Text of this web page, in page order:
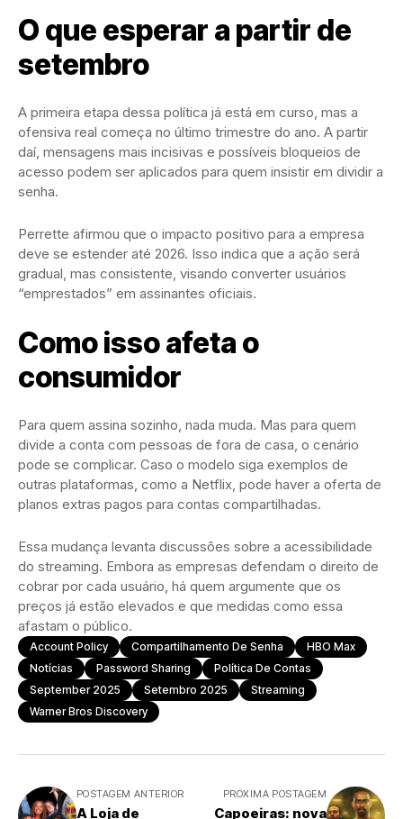
O que esperar a partir de
setembro
A primeira etapa dessa política já está em curso, mas a
ofensiva real começa no último trimestre do ano. A partir
daí, mensagens mais incisivas e possíveis bloqueios de
acesso podem ser aplicados para quem insistir em dividir a
senha.
Perrette afirmou que o impacto positivo para a empresa
deve se estender até 2026. Isso indica que a ação será
gradual, mas consistente, visando converter usuários
“emprestados” em assinantes oficiais.
Como isso afeta o
consumidor
Para quem assina sozinho, nada muda. Mas para quem
divide a conta com pessoas de fora de casa, o cenário
pode se complicar. Caso o modelo siga exemplos de
outras plataformas, como a Netflix, pode haver a oferta de
planos extras pagos para contas compartilhadas.
Essa mudança levanta discussões sobre a acessibilidade
do streaming. Embora as empresas defendam o direito de
cobrar por cada usuário, há quem argumente que os
preços já estão elevados e que medidas como essa
afastam o público.
Account Policy Compartilhamento De Senha
HBO Max
Notícias
Password Sharing
Política De Contas
September 2025
Setembro 2025
Streaming
Warner Bros Discovery
POSTAGEM ANTERIOR
A Loja de
PRÓXIMA POSTAGEM
Capoeiras: nova